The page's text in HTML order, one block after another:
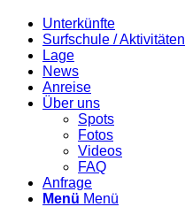
Unterkünfte
Surfschule / Aktivitäten
Lage
News
Anreise
Über uns
Spots
Fotos
Videos
FAQ
Anfrage
Menü Menü